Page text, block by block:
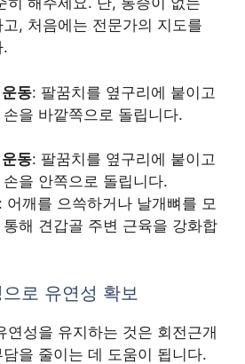
, 처음에는 전문가의 지도를
.
동: 팔꿈치를 옆구리에 붙이고
을 바깥쪽으로 돌립니다.
동: 팔꿈치를 옆구리에 붙이고
을 안쪽으로 돌립니다.
: 어깨를 으쓱하거나 날개뼈를 모
해 견갑골 주변 근육을 강화합
로 유연성 확보
연성을 유지하는 것은 회전근개
을 줄이는 데 도움이 됩니다.